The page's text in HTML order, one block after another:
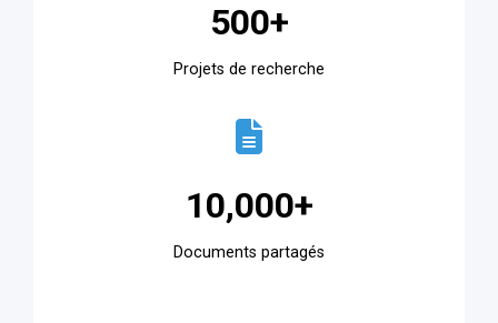
500+
Projets de recherche
10,000+
Documents partagés